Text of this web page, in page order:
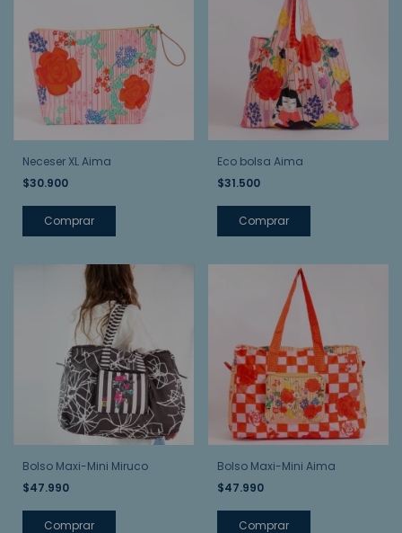
Neceser XL Aima
$30.900
Eco bolsa Aima
$31.500
Bolso Maxi-Mini Miruco
$47.990
Bolso Maxi-Mini Aima
$47.990